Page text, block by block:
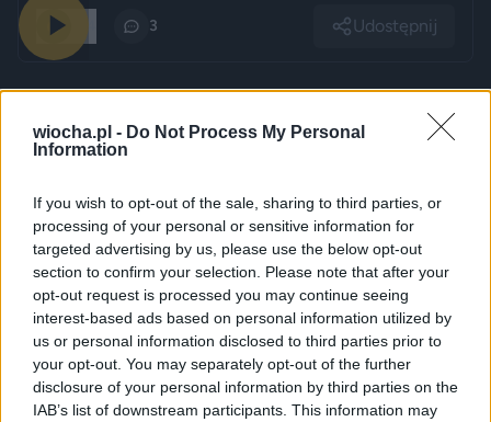
wiocha.pl - Do Not Process My Personal
Information
If you wish to opt-out of the sale, sharing to third parties, or
processing of your personal or sensitive information for
targeted advertising by us, please use the below opt-out
section to confirm your selection. Please note that after your
opt-out request is processed you may continue seeing
interest-based ads based on personal information utilized by
us or personal information disclosed to third parties prior to
your opt-out. You may separately opt-out of the further
disclosure of your personal information by third parties on the
IAB’s list of downstream participants. This information may
3 Udostępnij
Kiedy psychiatra ma chore stawki
przezmr0zu— 1 tydzień temu
Kategoria: 🏛️ Polityka Tagi: #czarny humor
#pieniądze
#online
#terapia #psychiatra